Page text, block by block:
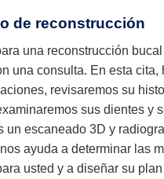
de reconstrucción
una reconstrucción
una consulta. En esta cita,
revisaremos su
sus dientes y
un escaneado 3D y
ayuda a determinar las
usted y a diseñar su